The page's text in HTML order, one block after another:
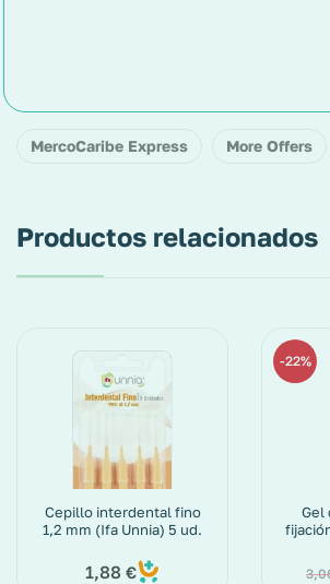
MercoCaribe Express More Offers
Productos relacionados
Cepillo interdental fino
1,2 mm (Ifa Unnia) 5 ud.
1,88 €
22%
Gel